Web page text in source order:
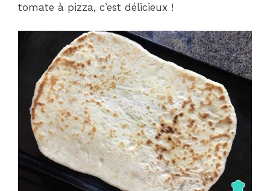
tomate à pizza, c’est délicieux !